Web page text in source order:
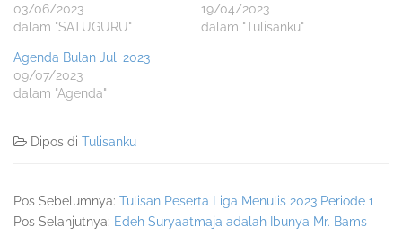
03/06/2023
dalam "SATUGURU"
19/04/2023
dalam "Tulisanku"
Agenda Bulan Juli 2023
09/07/2023
dalam "Agenda"
Dipos di Tulisanku
Pos Sebelumnya: Tulisan Peserta Liga Menulis 2023 Periode 1
Pos Selanjutnya: Edeh Suryaatmaja adalah Ibunya Mr. Bams